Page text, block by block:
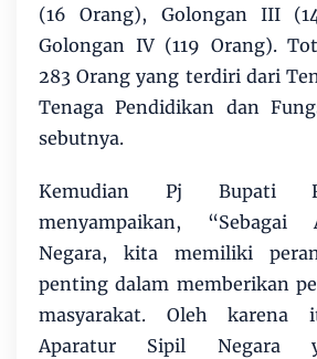
(16 Orang), Golongan III
Golongan IV (119 Orang).
283 Orang yang terdiri dari
Tenaga Pendidikan dan
sebutnya.
Kemudian Pj Bupati
menyampaikan, “Sebagai
Negara, kita memiliki
penting dalam memberikan
masyarakat. Oleh karena
Aparatur Sipil Negara